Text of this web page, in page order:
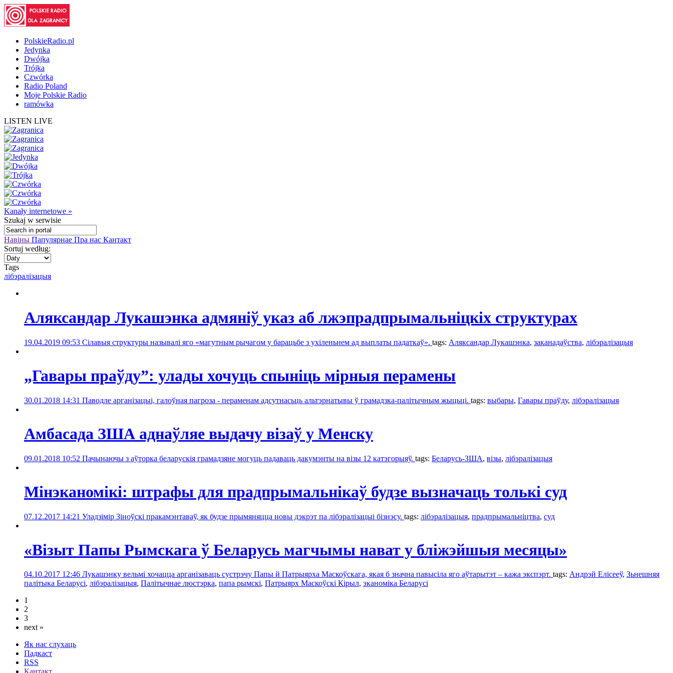
PolskieRadio.pl
Jedynka
Dwójka
Trójka
Czwórka
Radio Poland
Moje Polskie Radio
ramówka
LISTEN LIVE
Kanały internetowe »
Szukaj w serwisie
Навіны Папулярнае Пра нас Кантакт
Sortuj według:
Tags
лібэралізацыя
Аляксандар Лукашэнка адмяніў указ аб лжэпрадпрымальніцкіх структурах
19.04.2019 09:53 Сілавыя структуры называлі яго «магутным рычагом у барацьбе з ухіленьнем ад выплаты падаткаў». tags: Аляксандар Лукашэнка, заканадаўства, лібэралізацыя
„Гавары праўду”: улады хочуць спыніць мірныя перамены
30.01.2018 14:31 Паводле арганізацыі, галоўная пагроза - пераменам адсутнасьць альтэрнатывы ў грамадзка-палітычным жыцьці. tags: выбары, Гавары праўду, лібэралізацыя
Амбасада ЗША аднаўляе выдачу візаў у Менску
09.01.2018 10:52 Пачынаючы з аўторка беларускія грамадзяне могуць падаваць дакумэнты на візы 12 катэгорыяў. tags: Беларусь-ЗША, візы, лібэралізацыя
Мінэканомікі: штрафы для прадпрымальнікаў будзе вызначаць толькі суд
07.12.2017 14:21 Уладзімір Зіноўскі пракамэнтаваў, як будзе прымяняцца новы дэкрэт па лібэралізацыі бізнэсу. tags: лібэралізацыя, прадпрымальніцтва, суд
«Візыт Папы Рымскага ў Беларусь магчымы нават у бліжэйшыя месяцы»
04.10.2017 12:46 Лукашэнку вельмі хочацца арганізаваць сустрэчу Папы й Патрыярха Маскоўскага, якая б значна павысіла яго аўтарытэт – кажа экспэрт. tags: Андрэй Елісееў, Зьнешняя
палітыка Беларусі, лібэралізацыя, Палітычнае люстэрка, папа рымскі, Патрыярх Маскоўскі Кірыл, эканоміка Беларусі
1
2
3
next »
Як нас слухаць
Падкаст
RSS